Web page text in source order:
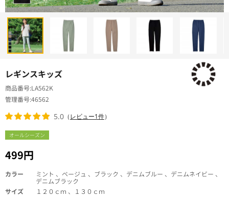
レギンスキッズ
オールシーズン
499円
商品番号 LA562K
管理番号46562
5.0 （レビュー1件）
カラー
ミント 、ベージュ 、ブラック 、デニムブルー 、デニムネイビー 、
デニムブラック
サイズ
１２０ｃｍ 、１３０ｃｍ